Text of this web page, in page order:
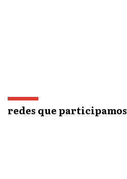
redes que participamos